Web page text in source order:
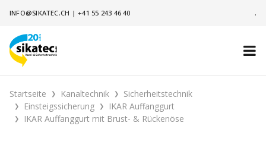
INFO@SIKATEC.CH |+41 55 243 46 40 .
Startseite Kanaltechnik
Sicherheitstechnik
Einsteigssicherung
IKAR Auffanggurt
IKAR Auffanggurt mit Brust- & Rückenöse